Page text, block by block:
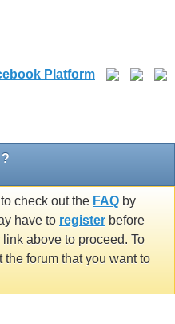
check out the FAQ by
have to register before
above to proceed. To
forum that you want to